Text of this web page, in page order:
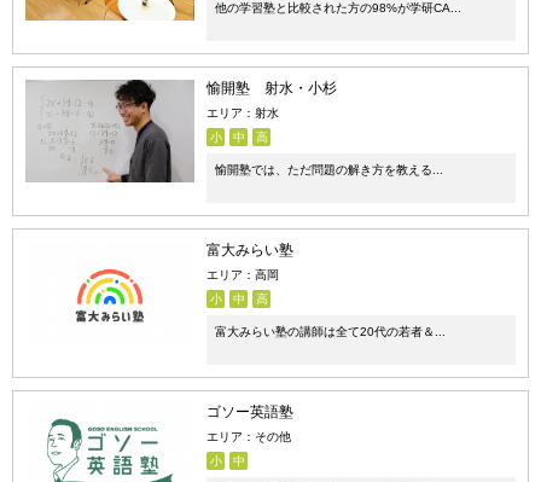
他の学習塾と比較された方の98%が学研CA...
愉開塾 射水・小杉
エリア：射水
小
中 高
愉開塾では、ただ問題の解き方を教える...
富大みらい塾
エリア：高岡
小
中 高
富大みらい塾の講師は全て20代の若者＆...
ゴソー英語塾
エリア：その他
小
中